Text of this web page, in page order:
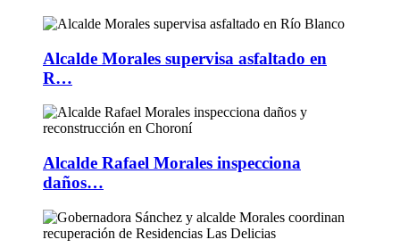
Alcalde Morales supervisa asfaltado en
R…
Alcalde Rafael Morales inspecciona
daños…